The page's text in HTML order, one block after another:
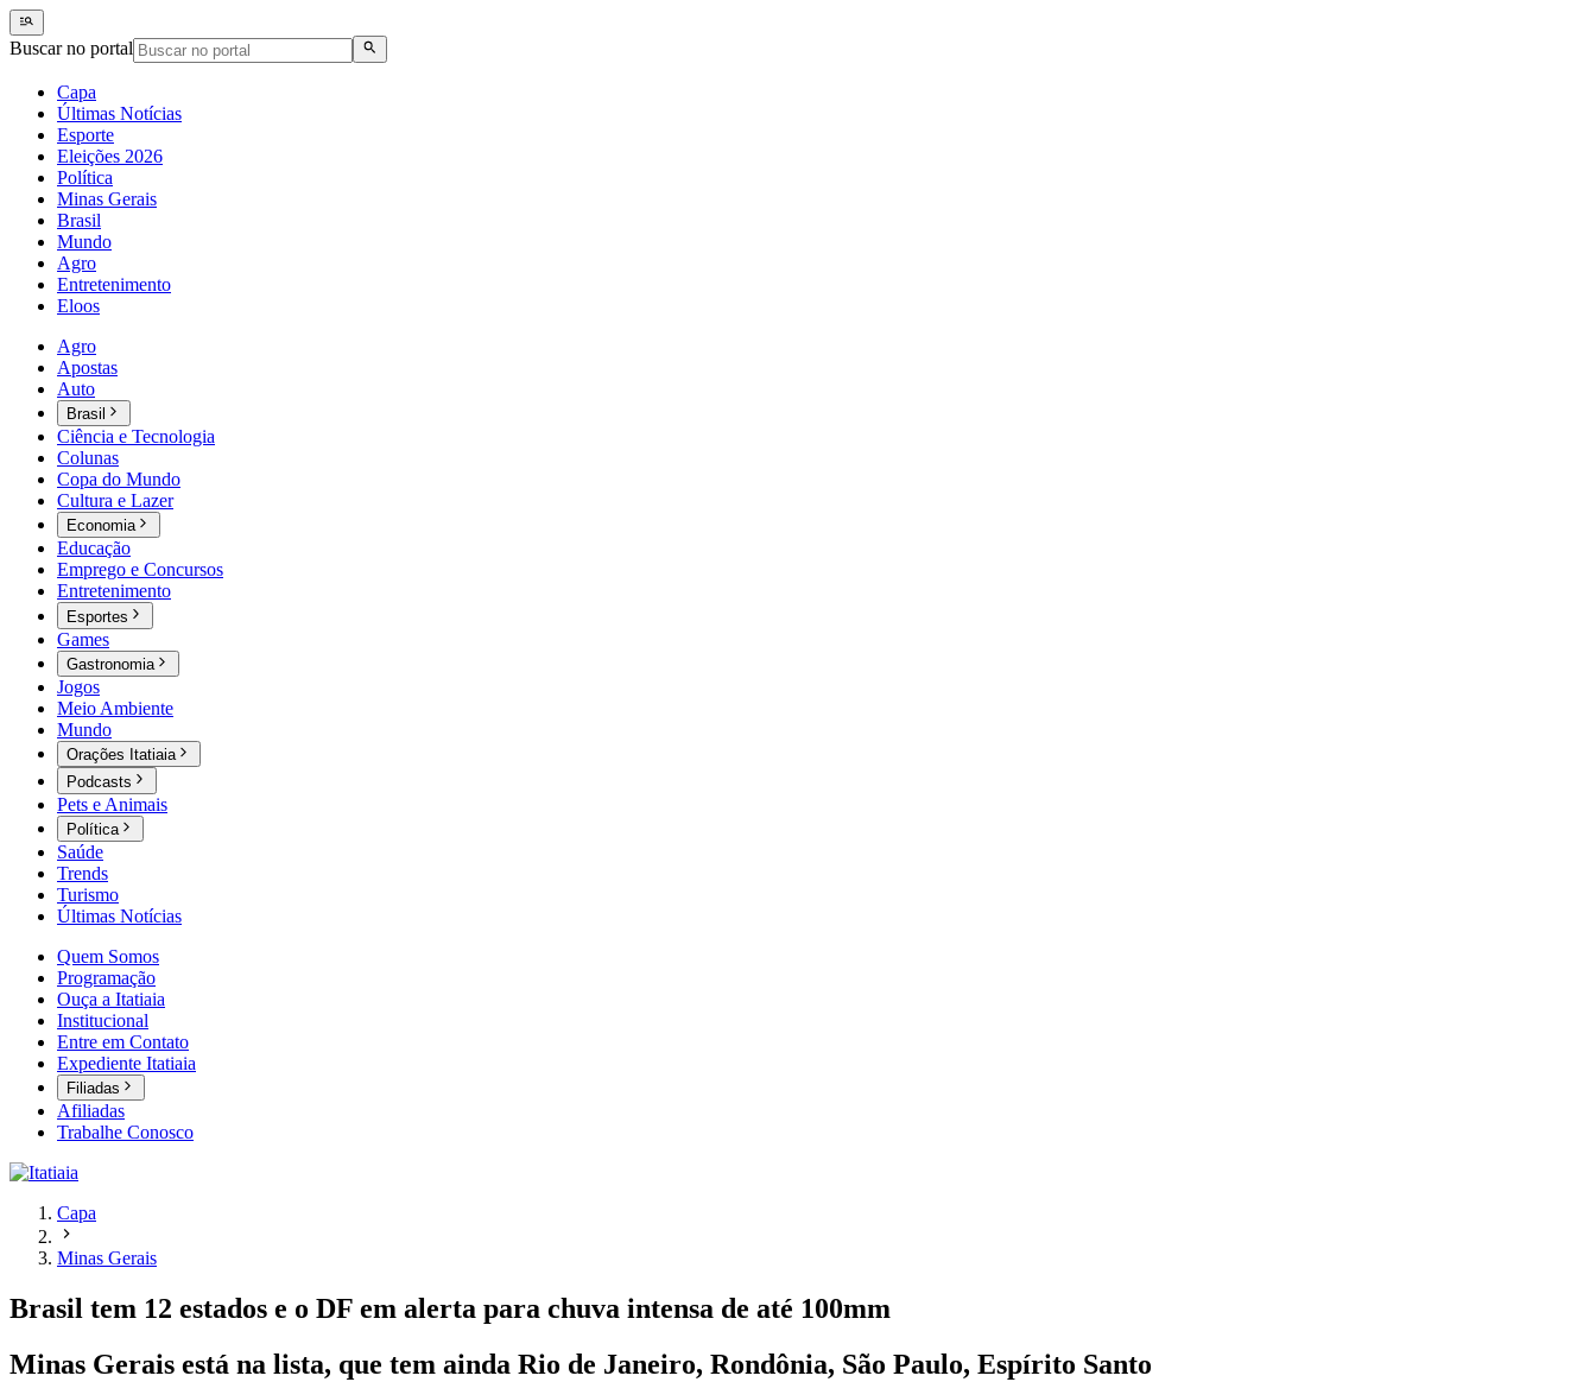
Buscar no portal
Capa
Últimas Notícias
Esporte
Eleições 2026
Política
Minas Gerais
Brasil
Mundo
Agro
Entretenimento
Eloos
Agro
Apostas
Auto
Brasil
Ciência e Tecnologia
Colunas
Copa do Mundo
Cultura e Lazer
Economia
Educação
Emprego e Concursos
Entretenimento
Esportes
Games
Gastronomia
Jogos
Meio Ambiente
Mundo
Orações Itatiaia
Podcasts
Pets e Animais
Política
Saúde
Trends
Turismo
Últimas Notícias
Quem Somos
Programação
Ouça a Itatiaia
Institucional
Entre em Contato
Expediente Itatiaia
Filiadas
Afiliadas
Trabalhe Conosco
Capa
Minas Gerais
Brasil tem 12 estados e o DF em alerta para chuva intensa de até 100mm
Minas Gerais está na lista, que tem ainda Rio de Janeiro, Rondônia, São Paulo, Espírito Santo